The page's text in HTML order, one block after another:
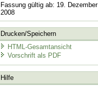
Fassung gültig ab: 19. Dezember
2008
Drucken/Speichern
HTML-Gesamtansicht
Vorschrift als PDF
Hilfe